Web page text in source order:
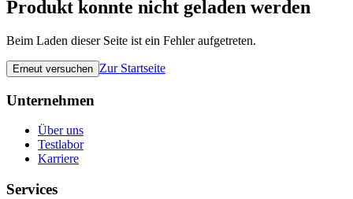
Produkt konnte nicht geladen werden
Beim Laden dieser Seite ist ein Fehler aufgetreten.
Erneut versuchen Zur Startseite
Unternehmen
Über uns
Testlabor
Karriere
Services